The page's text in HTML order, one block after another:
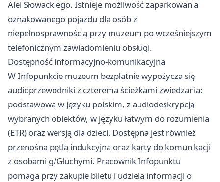
Alei Słowackiego. Istnieje możliwość zaparkowania
oznakowanego pojazdu dla osób z
niepełnosprawnością przy muzeum po wcześniejszym
telefonicznym zawiadomieniu obsługi.
Dostępność informacyjno-komunikacyjna
W Infopunkcie muzeum bezpłatnie wypożycza się
audioprzewodniki z czterema ścieżkami zwiedzania:
podstawową w języku polskim, z audiodeskrypcją
wybranych obiektów, w języku łatwym do rozumienia
(ETR) oraz wersją dla dzieci. Dostępna jest również
przenośna pętla indukcyjna oraz karty do komunikacji
z osobami g/Głuchymi. Pracownik Infopunktu
pomaga przy zakupie biletu i udziela informacji o